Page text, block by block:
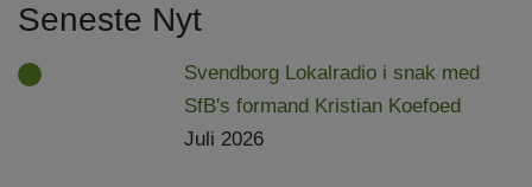
Seneste Nyt
Svendborg Lokalradio i snak med
SfB's formand Kristian Koefoed
Juli 2026